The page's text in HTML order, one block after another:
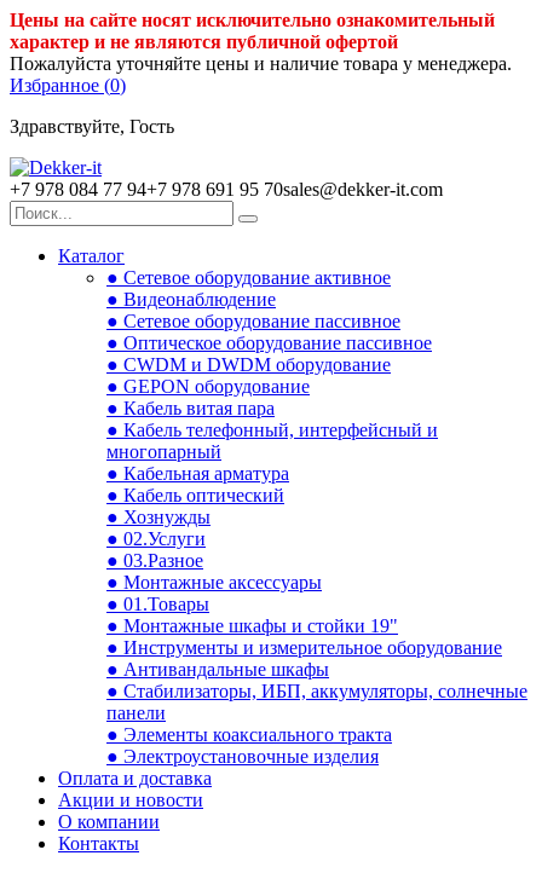
Цены на сайте носят исключительно ознакомительный
характер и не являются публичной офертой
Пожалуйста уточняйте цены и наличие товара у менеджера.
Избранное (0)
Здравствуйте, Гость
+7 978 084 77 94+7 978 691 95 70sales@dekker-it.com
Каталог
● Сетевое оборудование активное
● Видеонаблюдение
● Сетевое оборудование пассивное
● Оптическое оборудование пассивное
● CWDM и DWDM оборудование
● GEPON оборудование
● Кабель витая пара
● Кабель телефонный, интерфейсный и
многопарный
● Кабельная арматура
● Кабель оптический
● Хознужды
● 02.Услуги
● 03.Разное
● Монтажные аксессуары
● 01.Товары
● Монтажные шкафы и стойки 19"
● Инструменты и измерительное оборудование
● Антивандальные шкафы
● Стабилизаторы, ИБП, аккумуляторы, солнечные
панели
● Элементы коаксиального тракта
● Электроустановочные изделия
Оплата и доставка
Акции и новости
О компании
Контакты